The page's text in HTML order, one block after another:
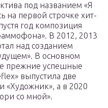
под названием «Я
на первой строчке хит-
год композиция
В 2012, 2013
над созданием
В основном
прежние успешные
выпустила две
«Художник», а в 2020
со мной».